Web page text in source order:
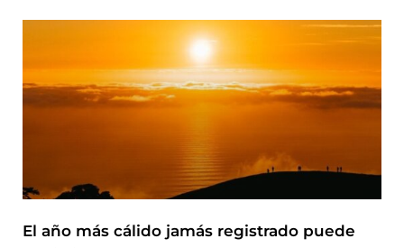
El año más cálido jamás registrado puede